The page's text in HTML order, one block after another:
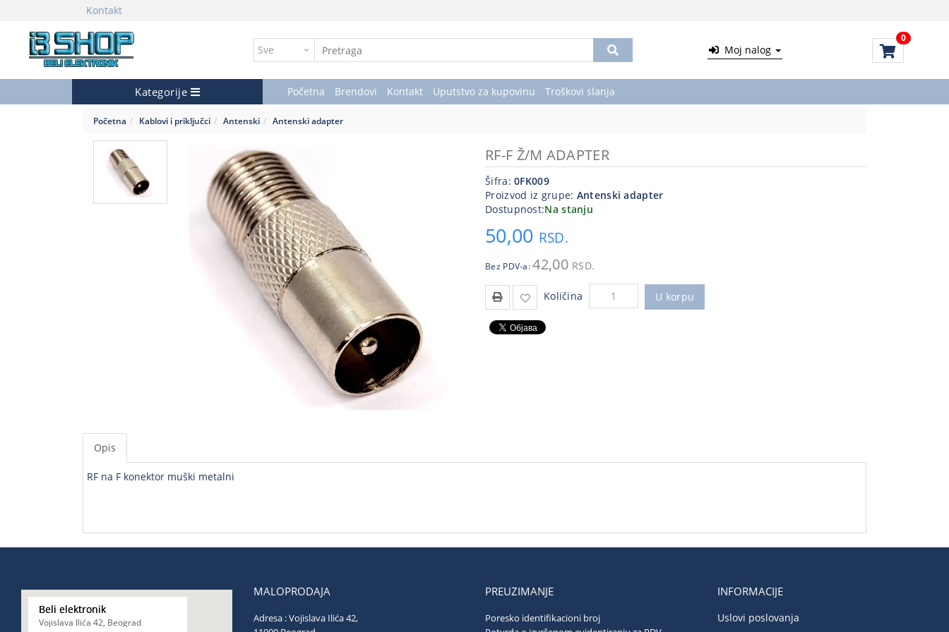
Kontakt
Moj nalog
0
Kategorije Početna Brendovi Kontakt Uputstvo za kupovinu Troškovi slanja
Početna Kablovi i priključci Antenski Antenski adapter
RF-F Ž/M ADAPTER
Šifra:0FK009
Proizvod iz grupe: Antenski adapter
Dostupnost:Na stanju
50,00 RSD.
Bez PDV-a: 42,00 RSD.
Količina U korpu
Opis
RF na F konektor muški metalni
Beli elektronik
Vojislava Ilića 42, Beograd
MALOPRODAJA
Adresa : Vojislava Ilića 42,
PREUZIMANJE
Poresko identifikacioni broj
INFORMACIJE
Uslovi poslovanja